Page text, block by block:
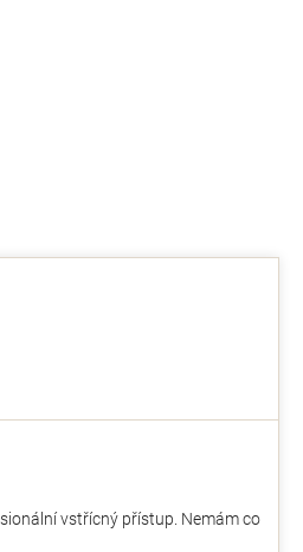
hvězdiček.
vstřícný přístup. Nemám co